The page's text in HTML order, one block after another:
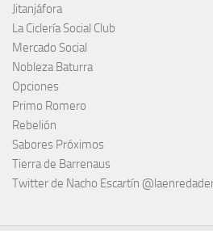
Jitanjáfora
La Ciclería Social Club
Mercado Social
Nobleza Baturra
Opciones
Primo Romero
Rebelión
Sabores Próximos
Tierra de Barrenaus
Twitter de Nacho Escartín